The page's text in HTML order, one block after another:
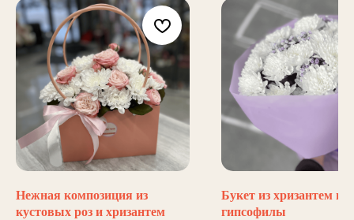
Нежная композиция из
кустовых роз и хризантем
Букет из хризантем и
гипсофилы